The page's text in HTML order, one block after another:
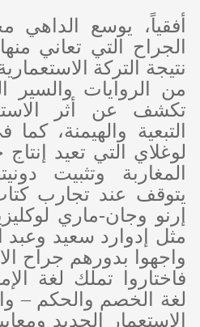
أفقياً، يوسع الداهي
الجراح التي تعاني
نتيجة التركة
من الروايات والسير
تكشف عن أثر
التبعية والهيمنة،
لوغلاي التي تعيد
المغاربة وتثبيت
يتوقف عند تجارب
إرنو وجان-ماري
مثل إدوارد سعيد وعبد
واجهوا بدورهم جراح
فاختاروا تملك لغة
لغة الخصم والحكم –
الاستعمار الجديد